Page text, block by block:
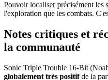
Pouvoir localiser précisément les
l'exploration que les combats.
Notes critiques et
la communauté
Sonic Triple Trouble 16-Bit
globalement très positifde la